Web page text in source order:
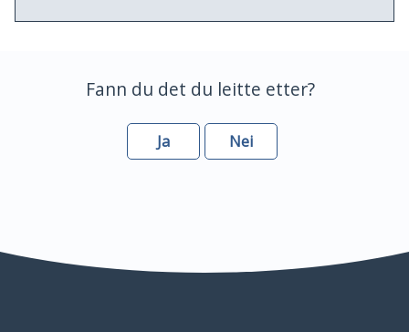
Fann du det du leitte etter?
Ja Nei